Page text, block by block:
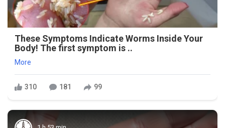
These Symptoms Indicate Worms Inside Your
Body! The first symptom is ..
More
310 181 99